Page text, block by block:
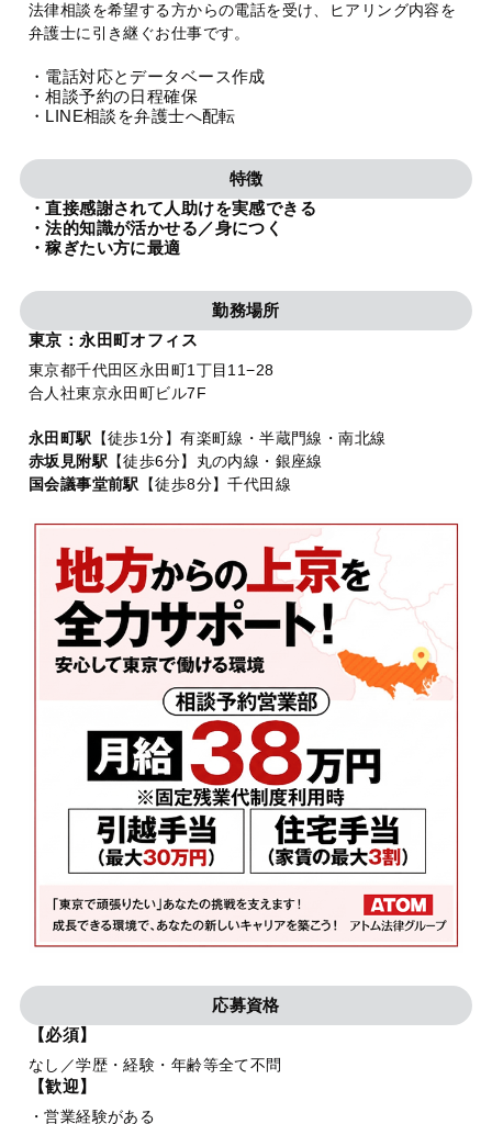
法律相談を希望する方からの電話を受け、ヒアリング内容を
弁護士に引き継ぐお仕事です。
・電話対応とデータベース作成
・相談予約の日程確保
・LINE相談を弁護士へ配転
特徴
・直接感謝されて人助けを実感できる
・法的知識が活かせる／身につく
・稼ぎたい方に最適
勤務場所
東京：永田町オフィス
東京都千代田区永田町1丁目11−28
合人社東京永田町ビル7F
永田町駅 【徒歩1分】有楽町線・半蔵門線・南北線
赤坂見附駅 【徒歩6分】丸の内線・銀座線
国会議事堂前駅
【徒歩8分】千代田線
応募資格
【必須】
なし／学歴・経験・年齢等全て不問
【歓迎】
・営業経験がある
特設サイト
相談先情報サイト
プライバシーポリシー 利用規約 内部通報
TikTok受賞